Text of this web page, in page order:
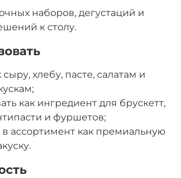
наборов, дегустаций и
к столу.
сыру, хлебу, пасте, салатам и
как ингредиент для брускетт,
и фуршетов;
в ассортимент как премиальную